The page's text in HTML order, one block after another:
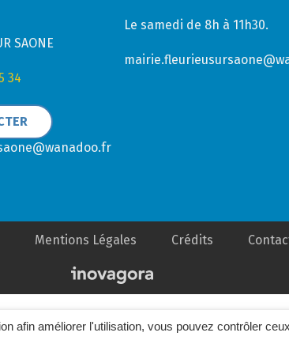
afin améliorer l'utilisation, vous pouvez contrôler
SAONE
34
Le samedi de 8h à 11h30.
Mentions Légales Crédits